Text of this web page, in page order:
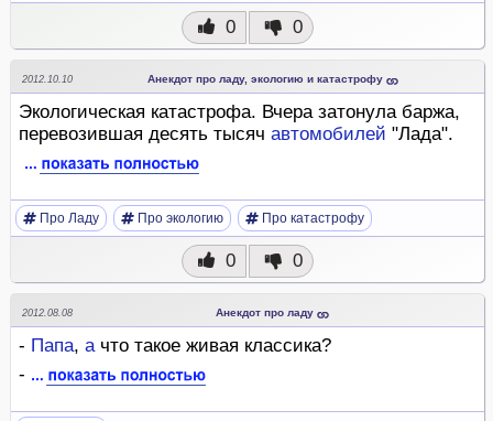
0 0
2012.10.10 Анекдот про ладу, экологию и катастрофу
Экологическая катастрофа. Вчера затонула баржа,
перевозившая десять тысяч автомобилей "Лада".
Про Ладу Про экологию Про катастрофу
0 0
2012.08.08 Анекдот про ладу
- Папа, ачто такое живая классика?
-